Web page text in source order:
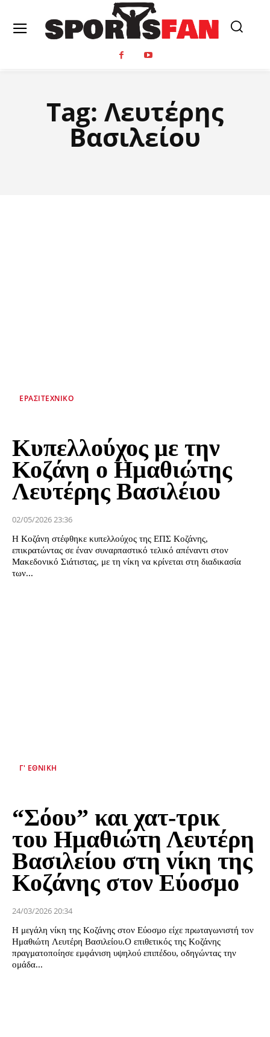
Tag: Λευτέρης
Βασιλείου
ΕΡΑΣΙΤΕΧΝΙΚΟ
Κυπελλούχος με την
Κοζάνη ο Ημαθιώτης
Λευτέρης Βασιλέιου
02/05/2026 23:36
Η Κοζάνη στέφθηκε κυπελλούχος της ΕΠΣ Κοζάνης,
επικρατώντας σε έναν συναρπαστικό τελικό απέναντι στον
Μακεδονικό Σιάτιστας, με τη νίκη να κρίνεται στη διαδικασία
των...
Γ' ΕΘΝΙΚΉ
“Σόου” και χατ-τρικ
του Ημαθιώτη Λευτέρη
Βασιλείου στη νίκη της
Κοζάνης στον Εύοσμο
24/03/2026 20:34
Η μεγάλη νίκη της Κοζάνης στον Εύοσμο είχε πρωταγωνιστή τον
Ημαθιώτη Λευτέρη Βασιλείου.Ο επιθετικός της Κοζάνης
πραγματοποίησε εμφάνιση υψηλού επιπέδου, οδηγώντας την
ομάδα...